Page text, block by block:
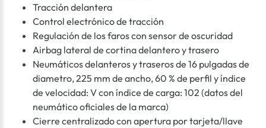
Tracción delantera
Control electrónico de tracción
Regulación de los faros con sensor de oscuridad
Airbag lateral de cortina delantero y trasero
Neumáticos delanteros y traseros de 16 pulgadas de
diametro, 225 mm de ancho, 60 % de perfil y índice
de velocidad: V con índice de carga: 102 (datos del
neumático oficiales de la marca)
Cierre centralizado con apertura por tarjeta/llave